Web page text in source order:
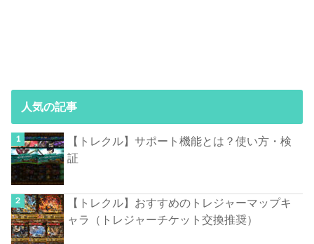
人気の記事
【トレクル】サポート機能とは？使い方・検
証
【トレクル】おすすめのトレジャーマップキ
ャラ（トレジャーチケット交換推奨）